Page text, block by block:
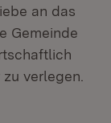
an das
Gemeinde
verlegen.